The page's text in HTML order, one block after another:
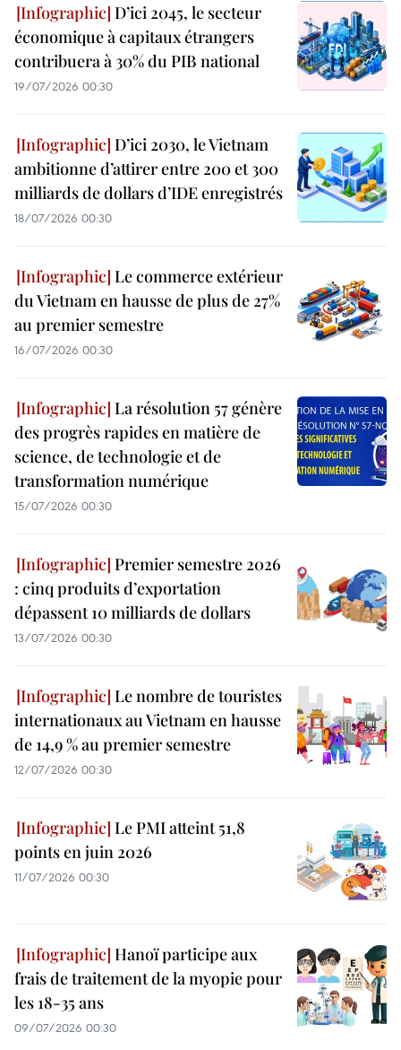
D’ici 2045, le secteur
économique à capitaux étrangers
contribuera à 30% du PIB national
19/07/2026 00:30
D’ici 2030, le Vietnam
ambitionne d’attirer entre 200 et 300
milliards de dollars d’IDE enregistrés
18/07/2026 00:30
Le commerce extérieur
du Vietnam en hausse de plus de 27%
au premier semestre
16/07/2026 00:30
La résolution 57 génère
des progrès rapides en matière de
science, de technologie et de
transformation numérique
15/07/2026 00:30
Premier semestre 2026
: cinq produits d’exportation
dépassent 10 milliards de dollars
13/07/2026 00:30
Le nombre de touristes
internationaux au Vietnam en hausse
de 14,9 % au premier semestre
12/07/2026 00:30
Le PMI atteint 51,8
points en juin 2026
11/07/2026 00:30
Hanoï participe aux
frais de traitement de la myopie pour
les 18-35 ans
09/07/2026 00:30